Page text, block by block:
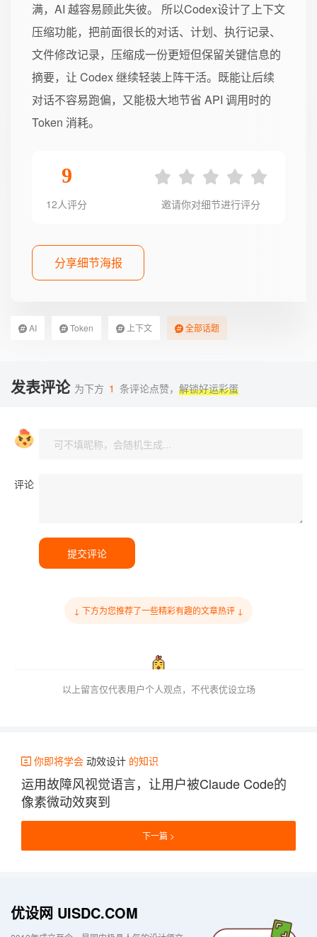
满，AI 越容易顾此失彼。 所以Codex设计了上下文
压缩功能，把前面很长的对话、计划、执行记录、
文件修改记录，压缩成一份更短但保留关键信息的
摘要，让 Codex 继续轻装上阵干活。既能让后续
对话不容易跑偏，又能极大地节省 API 调用时的
Token 消耗。
9
12人评分 邀请你对细节进行评分
分享细节海报
AI Token 上下文 全部话题
发表评论 为下方 1 条评论点赞， 解锁好运彩蛋
评论
提交评论
↓ 下方为您推荐了一些精彩有趣的文章热评 ↓
以上留言仅代表用户个人观点，不代表优设立场
你即将学会 动效设计 的知识
运用故障风视觉语言，让用户被Claude Code的
像素微动效爽到
下一篇
优设网 UISDC.COM